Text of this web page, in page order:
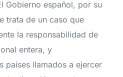
Gobierno español, por su
trata de un caso que
la responsabilidad de
entera, y
países llamados a ejercer